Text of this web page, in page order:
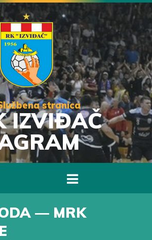
stranica
IZVIĐAČ
— MRK